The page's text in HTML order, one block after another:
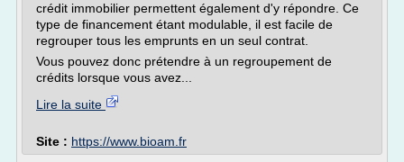
crédit immobilier permettent également d'y répondre. Ce
type de financement étant modulable, il est facile de
regrouper tous les emprunts en un seul contrat.
Vous pouvez donc prétendre à un regroupement de
crédits lorsque vous avez...
Lire la suite
Site : https://www.bioam.fr